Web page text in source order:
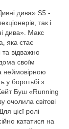
дива» S5 -
так і
дива». Макс
яка стає
та відважно
своїм
неймовірною
у боротьбі з
Буш «Running
очолила світові
цієї ролі
кататися на